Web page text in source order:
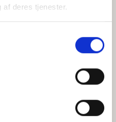
af deres tjenester.